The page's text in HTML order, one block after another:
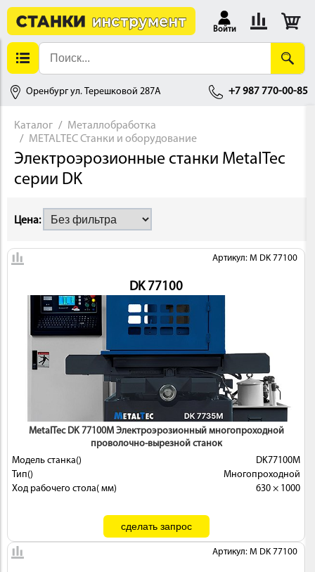
Войти
Оренбург ул. Терешковой 287А +7 987 770-00-85
Каталог
Металлобработка
METALTEC Станки и оборудование
Электроэрозионные станки MetalTec
серии DK
Цена:
Артикул: M DK 77100
DK 77100
MetalTec DK 77100М Электроэрозионный многопроходной
проволочно-вырезной станок
Модель станка()
DK77100М
Тип()
Многопроходной
Ход рабочего стола( мм)
630 × 1000
Артикул: M DK 77100